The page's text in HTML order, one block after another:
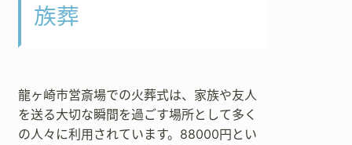
族葬
龍ヶ崎市営斎場での火葬式は、家族や友人
を送る大切な瞬間を過ごす場所として多く
の人々に利用されています。88000円とい